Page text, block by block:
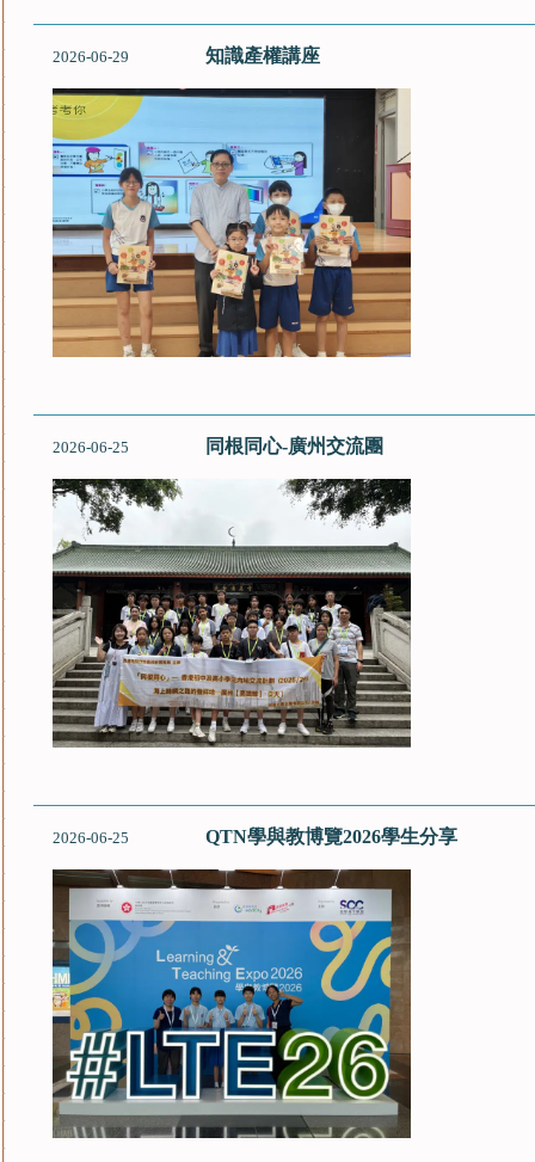
2026-06-29 知識產權講座
2026-06-25 同根同心-廣州交流團
2026-06-25 QTN學與教博覽2026學生分享